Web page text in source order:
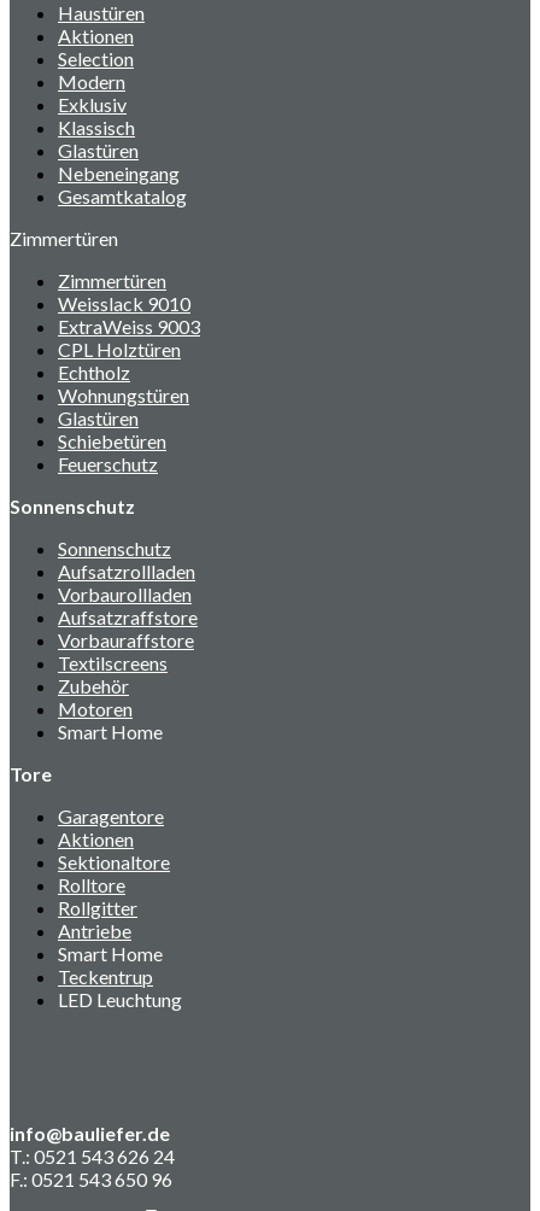
Haustüren
Aktionen
Selection
Modern
Exklusiv
Klassisch
Glastüren
Nebeneingang
Gesamtkatalog
Zimmertüren
Zimmertüren
Weisslack 9010
ExtraWeiss 9003
CPL Holztüren
Echtholz
Wohnungstüren
Glastüren
Schiebetüren
Feuerschutz
Sonnenschutz
Sonnenschutz
Aufsatzrollladen
Vorbaurollladen
Aufsatzraffstore
Vorbauraffstore
Textilscreens
Zubehör
Motoren
Smart Home
Tore
Garagentore
Aktionen
Sektionaltore
Rolltore
Rollgitter
Antriebe
Smart Home
Teckentrup
LED Leuchtung
info@bauliefer.de
T.: 0521 543 626 24
F.: 0521 543 650 96